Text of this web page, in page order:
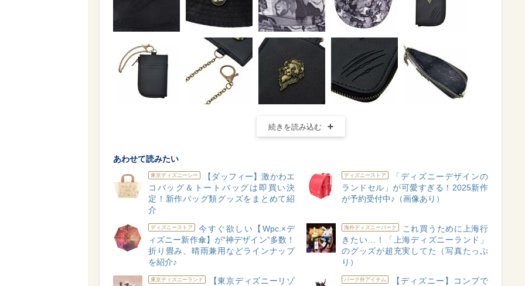
続きを読み込む
あわせて読みたい
東京ディズニーシー
【ダッフィー】激かわエ
コバッグ＆トートバッグは即買い決
定！新作バッグ類グッズをまとめて紹
介
ディズニーストア
「ディズニーデザインの
ランドセル」が可愛すぎる！2025新作
が予約受付中♪（画像あり）
ディズニーストア
今すぐ欲しい【Wpc.×デ
ィズニー新作傘】が“神デザイン”多数！
折り畳み、晴雨兼用などラインナップ
を紹介♪
海外ディズニーパーク
これ買うために上海行
きたい…！「上海ディズニーランド」
のグッズが超充実してた（写真たっぷ
り）
東京ディズニーランド
【東京ディズニーリゾ
パーク外アイテム
【ディズニー】コンプで